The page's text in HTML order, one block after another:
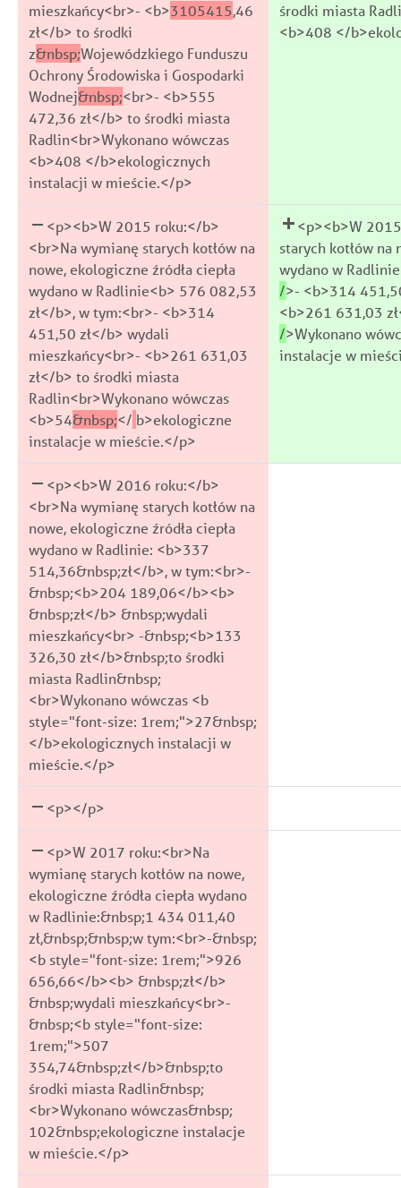
mieszkańcy<br>- <b>3105415,46
zł</b> to środki
z&nbsp;Wojewódzkiego Funduszu
Ochrony Środowiska i Gospodarki
Wodnej&nbsp;<br>- <b>555
472,36 zł</b> to środki miasta
Radlin<br>Wykonano wówczas
<b>408 </b>ekologicznych
instalacji w mieście.</p>
środki miasta
<b>408 </
<p><b>W 2015 roku:</b>
<br>Na wymianę starych kotłów na
nowe, ekologiczne źródła ciepła
wydano w Radlinie<b> 576 082,53
zł</b>, w tym:<br>- <b>314
451,50 zł</b> wydali
mieszkańcy<br>- <b>261 631,03
zł</b> to środki miasta
Radlin<br>Wykonano wówczas
<b>54&nbsp;</ b>ekologiczne
instalacje w mieście.</p>
<p><b>W
starych kotłów na
wydano w
/>- <b>314
<b>261 631,03
/>Wykonano
instalacje w
<p><b>W 2016 roku:</b>
<br>Na wymianę starych kotłów na
nowe, ekologiczne źródła ciepła
wydano w Radlinie: <b>337
514,36&nbsp;zł</b>, w tym:<br>-
&nbsp;<b>204 189,06</b><b>
&nbsp;zł</b> &nbsp;wydali
mieszkańcy<br> -&nbsp;<b>133
326,30 zł</b>&nbsp;to środki
miasta Radlin&nbsp;
<br>Wykonano wówczas <b
style="font-size: 1rem;">27&nbsp;
</b>ekologicznych instalacji w
mieście.</p>
<p></p>
<p>W 2017 roku:<br>Na
wymianę starych kotłów na nowe,
ekologiczne źródła ciepła wydano
w Radlinie:&nbsp;1 434 011,40
zł,&nbsp;&nbsp;w tym:<br>-&nbsp;
<b style="font-size: 1rem;">926
656,66</b><b> &nbsp;zł</b>
&nbsp;wydali mieszkańcy<br>-
&nbsp;<b style="font-size:
1rem;">507
354,74&nbsp;zł</b>&nbsp;to
środki miasta Radlin&nbsp;
<br>Wykonano wówczas&nbsp;
102&nbsp;ekologiczne instalacje
w mieście.</p>
Wyrażam zgodę na przetwarzanie
danych osobowych przez Urząd
przy ul. Józefa Rymera 15, 44-310
kontaktowych i wynikających z
przetwarzane będą na podstawie
Rozporządzenia Parlamentu
2016/679 z dnia 27 kwietnia
osób fizycznych w związku z
osobowych i w sprawie
danych oraz uchylenia dyrektywy
przetwarzane będą przez okres
celu przetwarzania oraz terminów
prawa. Zgoda może zostać
w formie oświadczenia złożonego
Szczegółowe zasady
stronie.
Polityka
Wyrażam zgodę na przetwarzanie
przez Urząd Miasta Radlin (z
15, 44-310 Radlin), w celu
newslettera i otrzymywania
dot. Miasta Radlin i działalności
organizacyjnych. Dane
6 ust. 1 lit. a Rozporządzenia
Rady (UE) 2016/679 z dnia 27
ochrony osób fizycznych w
danych osobowych i w sprawie
takich danych oraz uchylenia
osobowe przetwarzane będą
momentu wycofania zgody. Zgodę
momencie, klikając stosowny link
otrzymanych wiadomościach e-
przetwarzania danych
Polityka